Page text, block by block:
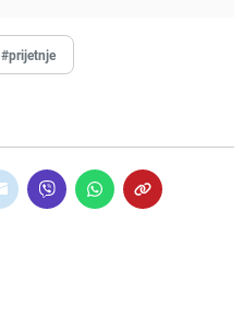
#prijetnje